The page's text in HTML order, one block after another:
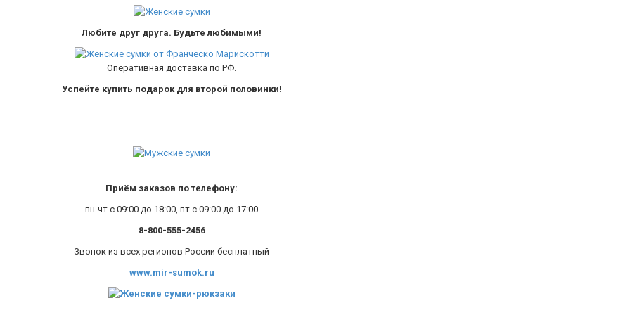
Любите друг друга. Будьте любимыми!
Оперативная доставка по РФ.
Успейте купить подарок для второй половинки!
Приём заказов по телефону:
пн-чт с 09:00 до 18:00, пт с 09:00 до 17:00
8-800-555-2456
Звонок из всех регионов России бесплатный
www.mir-sumok.ru